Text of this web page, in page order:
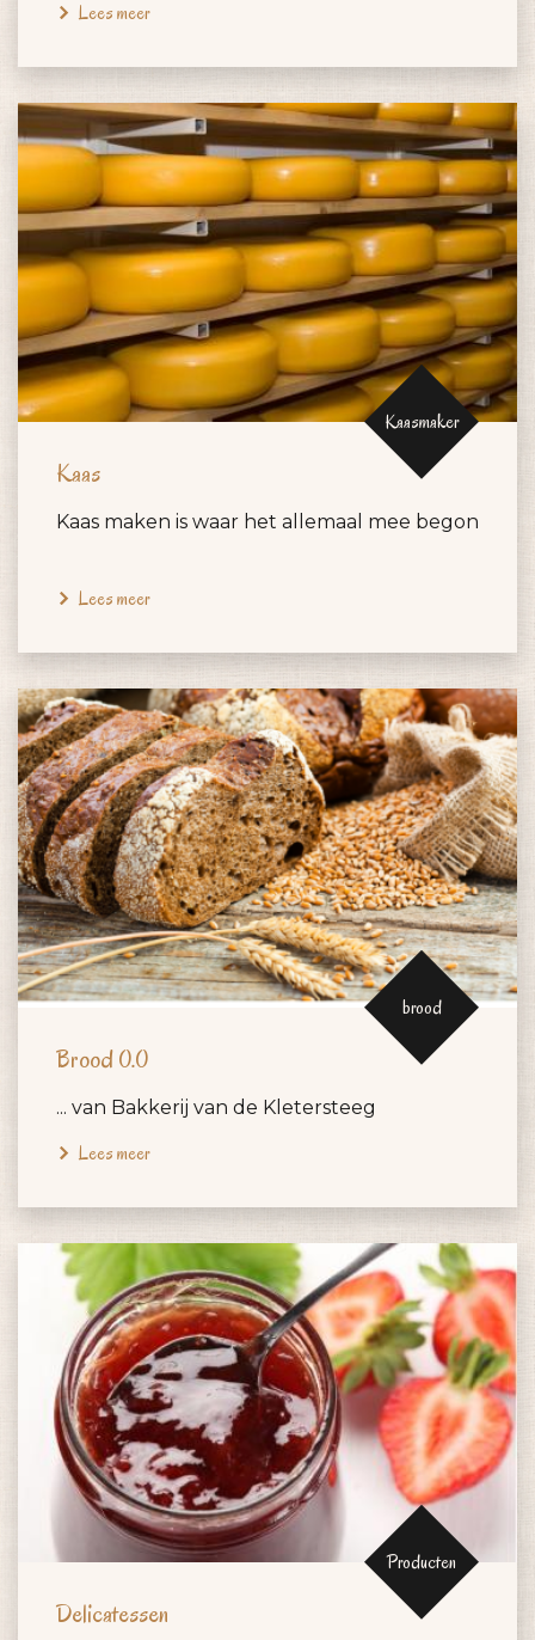
Lees meer
Kaasmaker
Kaas
Kaas maken is waar het allemaal mee begon
Lees meer
brood
Brood 0.0
... van Bakkerij van de Kletersteeg
Lees meer
Producten
Delicatessen